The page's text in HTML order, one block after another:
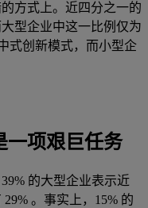
方式上。近四分之一的
型企业中这一比例仅为
式创新模式，而小型企
一项艰巨任务
的大型企业表示近
。事实上，15% 的